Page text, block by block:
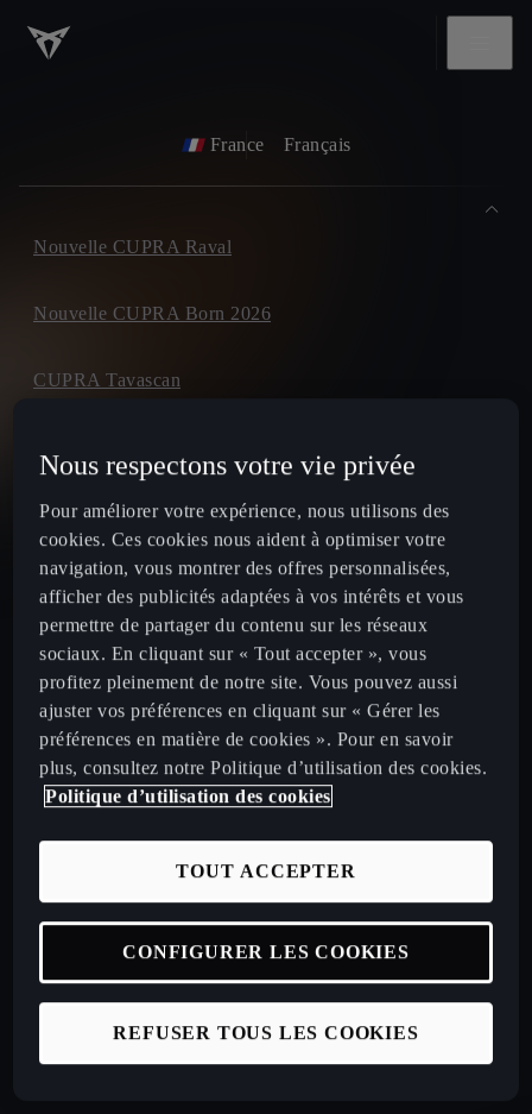
France Français
Nouvelle CUPRA Raval
Nouvelle CUPRA Born 2026
CUPRA Tavascan
CUPRA Formentor
CUPRA Leon
CUPRA Leon Sportstourer
CUPRA Ateca 2020
Nos offres LLD à particuliers
Nous respectons votre vie privée
Pour améliorer votre expérience, nous utilisons des
cookies. Ces cookies nous aident à optimiser votre
navigation, vous montrer des offres personnalisées,
afficher des publicités adaptées à vos intérêts et vous
permettre de partager du contenu sur les réseaux
sociaux. En cliquant sur « Tout accepter », vous
profitez pleinement de notre site. Vous pouvez aussi
ajuster vos préférences en cliquant sur « Gérer les
préférences en matière de cookies ». Pour en savoir
plus, consultez notre Politique d’utilisation des cookies.
Politique d’utilisation des cookies
REFUSER TOUS LES COOKIES
TOUT ACCEPTER
CONFIGURER LES COOKIES